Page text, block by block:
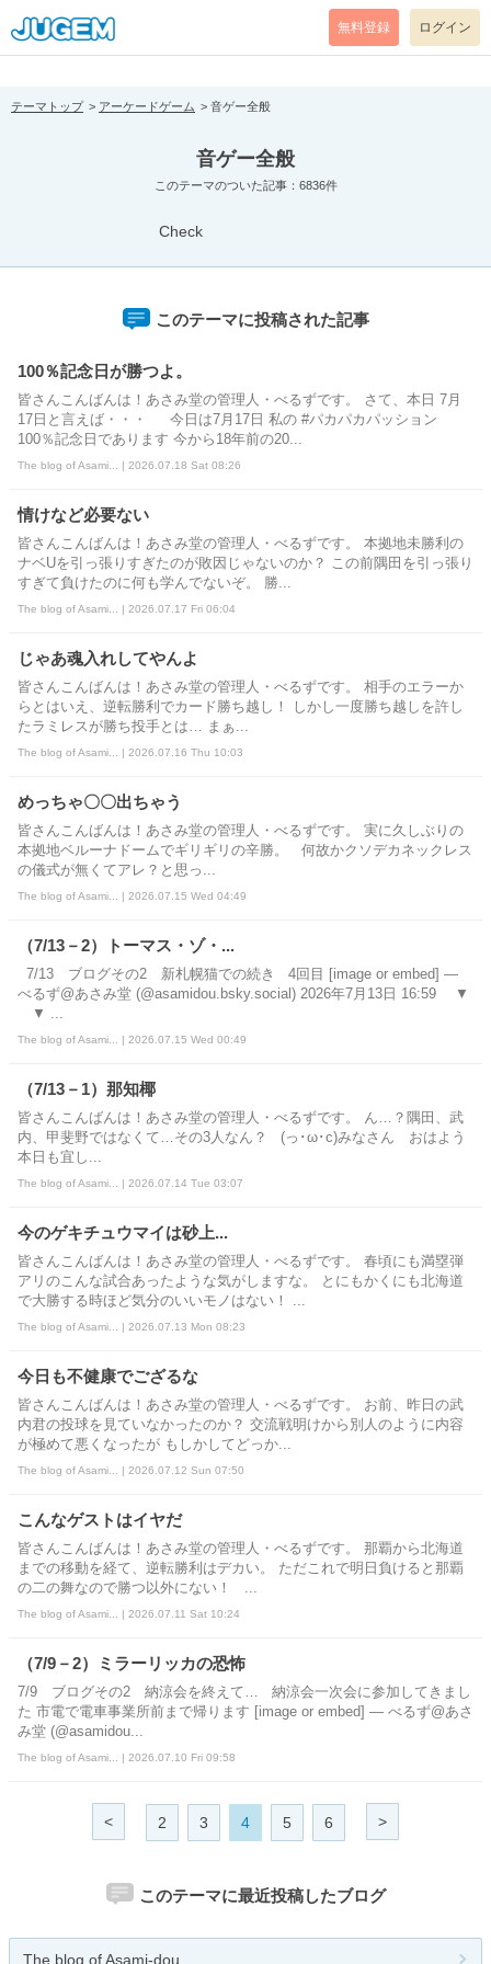
[pear_error: message="Success" code=0 mode=return level=notice
prefix="" info=""]
無料登録 ログイン
テーマトップ アーケードゲーム 音ゲー全般
音ゲー全般
このテーマのついた記事：6836件
Check
このテーマに投稿された記事
100％記念日が勝つよ。
皆さんこんばんは！あさみ堂の管理人・べるずです。 さて、本日 7月
17日と言えば・・・ 今日は7月17日 私の #パカパカパッション
100％記念日であります 今から18年前の20...
The blog of Asami... | 2026.07.18 Sat 08:26
情けなど必要ない
皆さんこんばんは！あさみ堂の管理人・べるずです。 本拠地未勝利の
ナベUを引っ張りすぎたのが敗因じゃないのか？ この前隅田を引っ張り
すぎて負けたのに何も学んでないぞ。 勝...
The blog of Asami... | 2026.07.17 Fri 06:04
じゃあ魂入れしてやんよ
皆さんこんばんは！あさみ堂の管理人・べるずです。 相手のエラーか
らとはいえ、逆転勝利でカード勝ち越し！ しかし一度勝ち越しを許し
たラミレスが勝ち投手とは… まぁ...
The blog of Asami... | 2026.07.16 Thu 10:03
めっちゃ〇〇出ちゃう
皆さんこんばんは！あさみ堂の管理人・べるずです。 実に久しぶりの
本拠地ベルーナドームでギリギリの辛勝。 何故かクソデカネックレス
の儀式が無くてアレ？と思っ...
The blog of Asami... | 2026.07.15 Wed 04:49
（7/13－2）トーマス・ゾ・...
7/13 ブログその2 新札幌猫での続き 4回目 [image or embed] —
べるず@あさみ堂 (@asamidou.bsky.social) 2026年7月13日 16:59 ▼
▼ ...
The blog of Asami... | 2026.07.15 Wed 00:49
（7/13－1）那知椰
皆さんこんばんは！あさみ堂の管理人・べるずです。 ん…？隅田、武
内、甲斐野ではなくて…その3人なん？ (っ･ω･c)みなさん おはよう
本日も宜し...
The blog of Asami... | 2026.07.14 Tue 03:07
今のゲキチュウマイは砂上...
皆さんこんばんは！あさみ堂の管理人・べるずです。 春頃にも満塁弾
アリのこんな試合あったような気がしますな。 とにもかくにも北海道
で大勝する時ほど気分のいいモノはない！ ...
The blog of Asami... | 2026.07.13 Mon 08:23
今日も不健康でござるな
皆さんこんばんは！あさみ堂の管理人・べるずです。 お前、昨日の武
内君の投球を見ていなかったのか？ 交流戦明けから別人のように内容
が極めて悪くなったが もしかしてどっか...
The blog of Asami... | 2026.07.12 Sun 07:50
こんなゲストはイヤだ
皆さんこんばんは！あさみ堂の管理人・べるずです。 那覇から北海道
までの移動を経て、逆転勝利はデカい。 ただこれで明日負けると那覇
の二の舞なので勝つ以外にない！ ...
The blog of Asami... | 2026.07.11 Sat 10:24
（7/9－2）ミラーリッカの恐怖
7/9 ブログその2 納涼会を終えて… 納涼会一次会に参加してきまし
た 市電で電車事業所前まで帰ります [image or embed] — べるず@あさ
み堂 (@asamidou...
The blog of Asami... | 2026.07.10 Fri 09:58
< 2 3 4 5 6 >
このテーマに最近投稿したブログ
The blog of Asami-dou